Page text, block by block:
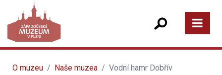
O muzeu Naše muzea Vodní hamr Dobřív